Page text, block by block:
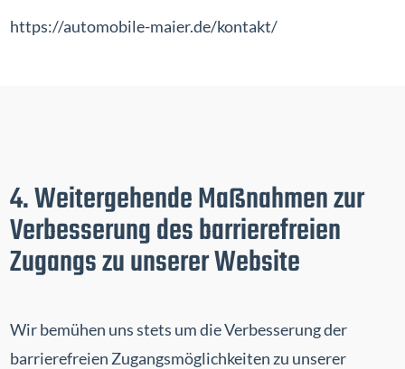
https://automobile-maier.de/kontakt/
4. Weitergehende Maßnahmen zur
Verbesserung des barrierefreien
Zugangs zu unserer Website
Wir bemühen uns stets um die Verbesserung der
barrierefreien Zugangsmöglichkeiten zu unserer